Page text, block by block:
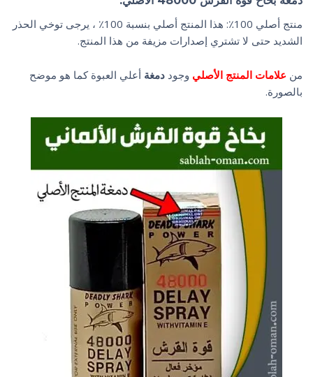
منتج أصلي 100٪: هذا المنتج أصلي بنسبة 100٪ ، يرجى توخي الحذر
الشديد حتى لا تشتري إصدارات مزيفة من هذا المنتج.
من علامات المنتج الأصلي وجود دمغة أعلي العبوة كما هو موضح
بالصورة.